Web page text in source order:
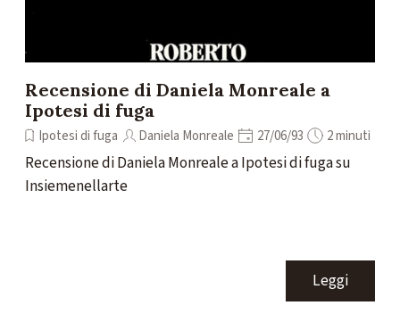
Recensione di Daniela Monreale a
Ipotesi di fuga
Ipotesi di fuga Daniela Monreale 27/06/93 2 minuti
Recensione di Daniela Monreale a Ipotesi di fuga su
Insiemenellarte
Leggi